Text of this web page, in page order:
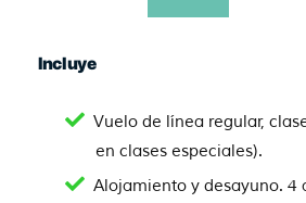
Incluye
Vuelo de línea regular,
en clases especiales).
Alojamiento y desayuno. 4